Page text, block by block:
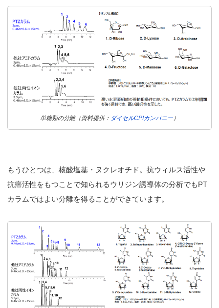
単糖類の分離（資料提供： ダイセルCPIカンパニー ）
もうひとつは、核酸塩基・ヌクレオチド。抗ウィルス活性や
抗癌活性をもつことで知られるウリジン誘導体の分析でもPT
カラムではよい分離を得ることができています。